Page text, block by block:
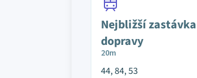
Nejbližší
dopravy
20m
44, 84, 53